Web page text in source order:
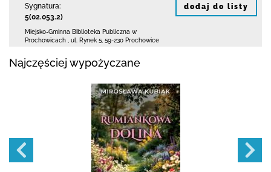
Sygnatura:
5(02.053.2)
Miejsko-Gminna Biblioteka Publiczna w
Prochowicach
ul. Rynek 5 59-230 Prochowice
dodaj do listy
Najczęściej wypożyczane